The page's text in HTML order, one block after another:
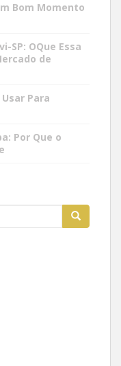
Bom Momento
SP: OQue Essa
de
Para
Por Que o